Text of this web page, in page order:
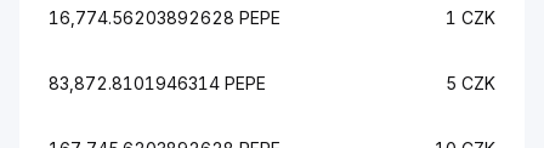
16,774.56203892628 PEPE 1 CZK
83,872.8101946314 PEPE 5 CZK